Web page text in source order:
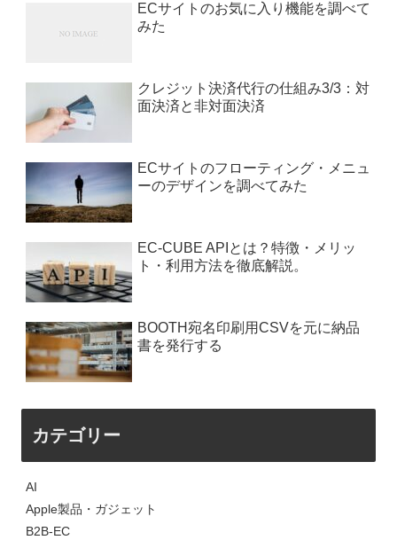
ECサイトのお気に入り機能を調べて
みた
クレジット決済代行の仕組み3/3：対
面決済と非対面決済
ECサイトのフローティング・メニュ
ーのデザインを調べてみた
EC-CUBE APIとは？特徴・メリッ
ト・利用方法を徹底解説。
BOOTH宛名印刷用CSVを元に納品
書を発行する
カテゴリー
AI
Apple製品・ガジェット
B2B-EC